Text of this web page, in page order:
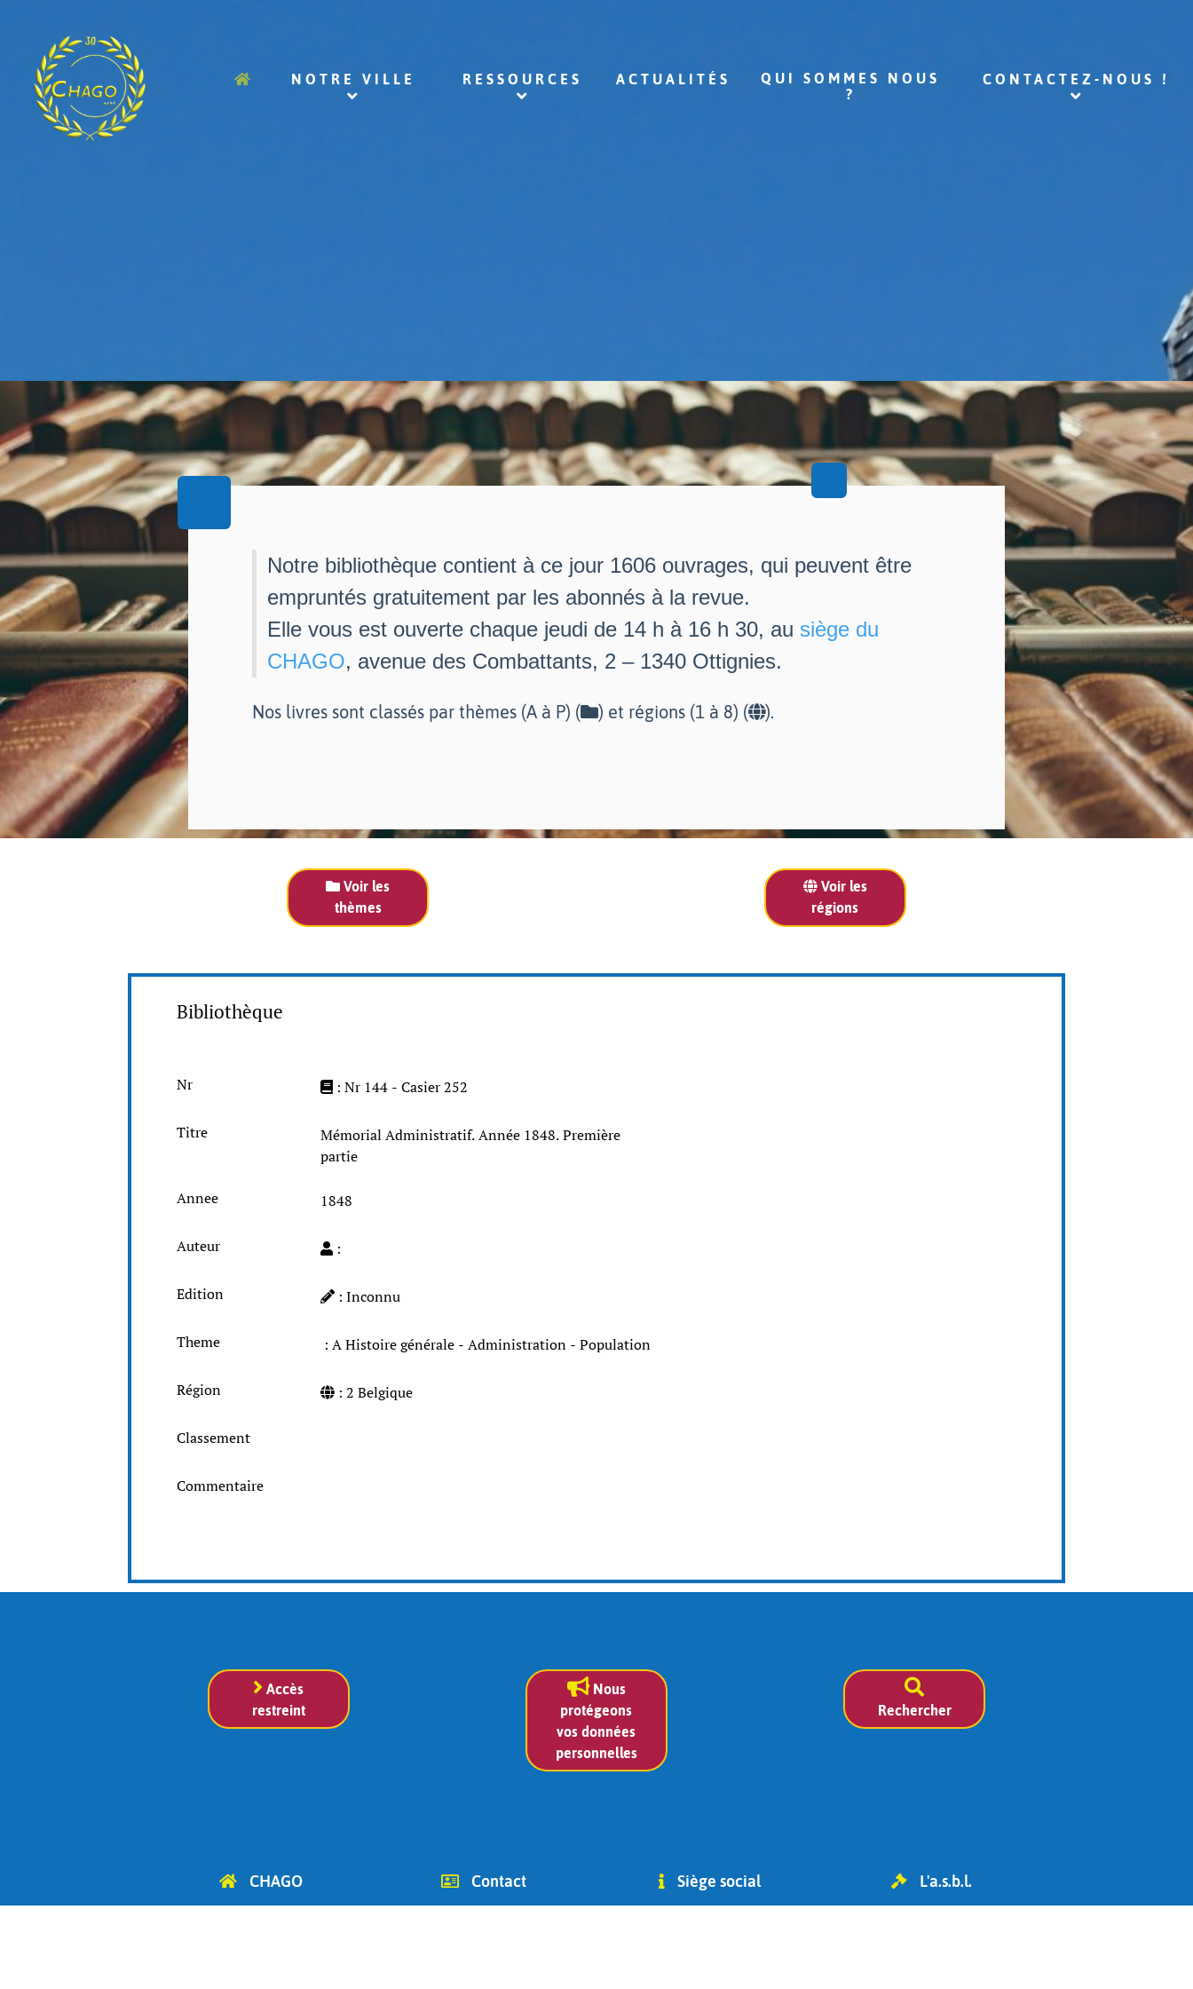
NOTRE VILLE RESSOURCES ACTUALITÉS
QUI SOMMES NOUS
?
CONTACTEZ-NOUS !
Notre bibliothèque contient à ce jour 1606 ouvrages, qui peuvent être
empruntés gratuitement par les abonnés à la revue.
Elle vous est ouverte chaque jeudi de 14 h à 16 h 30, au siège du
CHAGO, avenue des Combattants, 2 – 1340 Ottignies.
Nos livres sont classés par thèmes (A à P) ( ) et régions (1 à 8) ( ).
Voir les
thèmes
Voir les
régions
Bibliothèque
Nr : Nr 144 - Casier 252
Titre
Mémorial Administratif. Année 1848. Première
partie
Annee 1848
Auteur :
Edition : Inconnu
Theme : A Histoire générale - Administration - Population
Région : 2 Belgique
Classement
Commentaire
Accès
restreint
Nous
protégeons
vos données
personnelles
Rechercher
CHAGO Contact Siège social L'a.s.b.l.